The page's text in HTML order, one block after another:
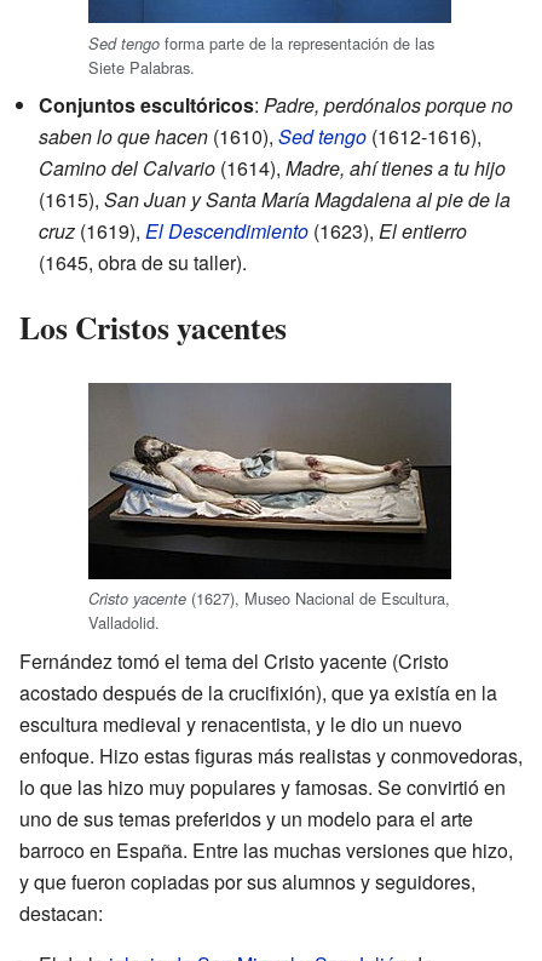
Sed tengo forma parte de la representación de las
Siete Palabras.
Conjuntos escultóricos: Padre, perdónalos porque no
saben lo que hacen (1610), Sed tengo (1612-1616),
Camino del Calvario (1614), Madre, ahí tienes a tu hijo
(1615), San Juan y Santa María Magdalena al pie de la
cruz (1619), El Descendimiento (1623), El entierro
(1645, obra de su taller).
Los Cristos yacentes
Cristo yacente (1627), Museo Nacional de Escultura,
Valladolid.
Fernández tomó el tema del Cristo yacente (Cristo
acostado después de la crucifixión), que ya existía en la
escultura medieval y renacentista, y le dio un nuevo
enfoque. Hizo estas figuras más realistas y conmovedoras,
lo que las hizo muy populares y famosas. Se convirtió en
uno de sus temas preferidos y un modelo para el arte
barroco en España. Entre las muchas versiones que hizo,
y que fueron copiadas por sus alumnos y seguidores,
destacan: